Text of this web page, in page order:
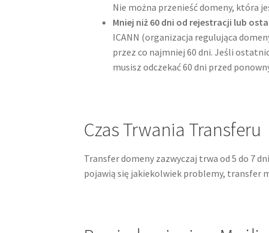
Nie można przenieść domeny, która
Mniej niż 60 dni od rejestracji lub
ICANN (organizacja regulująca
przez co najmniej 60 dni. Jeśli
musisz odczekać 60 dni przed
Czas Trwania Transferu
Transfer domeny zazwyczaj trwa od 5 do 7
pojawią się jakiekolwiek problemy, transfer